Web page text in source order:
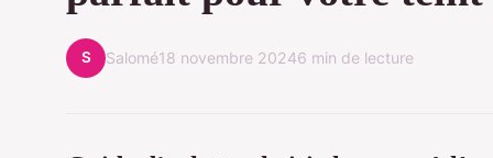
S Salomé18 novembre 20246 min de lecture